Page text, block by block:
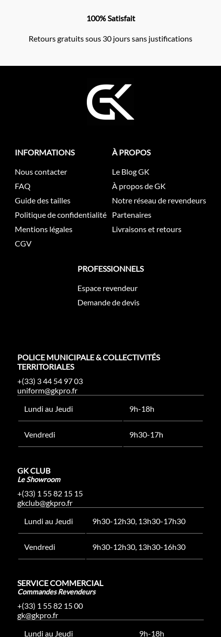
100% Satisfait
Retours gratuits sous 30 jours sans justifications
INFORMATIONS
Nous contacter
FAQ
Guide des tailles
Politique de confidentialité
Mentions légales
CGV
À PROPOS
Le Blog GK
À propos de GK
Notre réseau de revendeurs
Partenaires
Livraisons et retours
PROFESSIONNELS
Espace revendeur
Demande de devis
POLICE MUNICIPALE & COLLECTIVITÉS
TERRITORIALES
+(33) 3 44 54 97 03
uniform@gkpro.fr
Lundi au Jeudi
9h-18h
Vendredi 9h30-17h
GK CLUB
Le Showroom
+(33) 1 55 82 15 15
gkclub@gkpro.fr
Lundi au Jeudi
9h30-12h30, 13h30-17h30
Vendredi 9h30-12h30, 13h30-16h30
SERVICE COMMERCIAL
Commandes Revendeurs
+(33) 1 55 82 15 00
gk@gkpro.fr
Lundi au Jeudi
9h-18h